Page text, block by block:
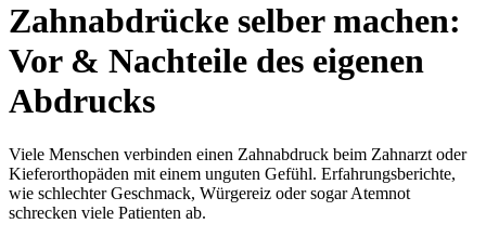
Zahnabdrücke selber machen:
Vor & Nachteile des eigenen
Abdrucks
Viele Menschen verbinden einen Zahnabdruck beim Zahnarzt oder
Kieferorthopäden mit einem unguten Gefühl. Erfahrungsberichte,
wie schlechter Geschmack, Würgereiz oder sogar Atemnot
schrecken viele Patienten ab.